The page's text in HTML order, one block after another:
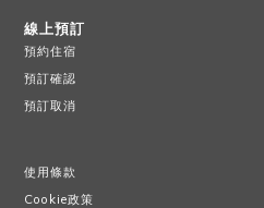
線上預訂
預約住宿
預訂確認
預訂取消
使用條款
Cookie政策